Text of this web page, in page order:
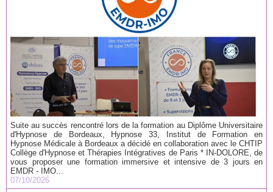
Suite au succès rencontré lors de la formation au Diplôme Universitaire
d'Hypnose de Bordeaux, Hypnose 33, Institut de Formation en
Hypnose Médicale à Bordeaux a décidé en collaboration avec le CHTIP
Collège d'Hypnose et Thérapies Intégratives de Paris * IN-DOLORE, de
vous proposer une formation immersive et intensive de 3 jours en
EMDR - IMO...
07/10/2026